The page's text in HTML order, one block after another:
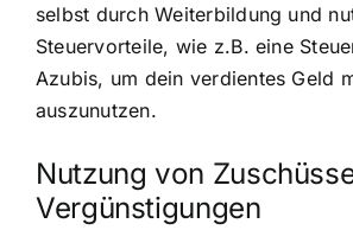
selbst durch Weiterbildung und
Steuervorteile, wie z.B. eine
Azubis, um dein verdientes Geld
auszunutzen.
Nutzung von
Vergünstigungen